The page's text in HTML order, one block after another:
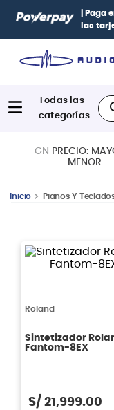
| Paga
las
GN PRECIO:
MENOR
Pianos Y
Roland
Sintetizador
Fantom-8EX
S/ 21 ,999.00